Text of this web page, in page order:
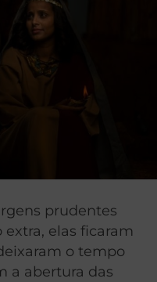
prudentes
elas ficaram
o tempo
a abertura das